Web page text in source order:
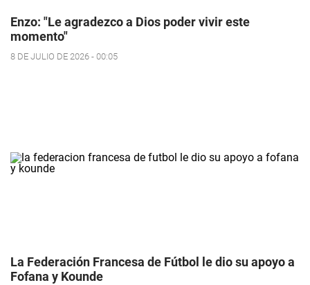
Enzo: "Le agradezco a Dios poder vivir este
momento"
8 DE JULIO DE 2026 - 00:05
La Federación Francesa de Fútbol le dio su apoyo a
Fofana y Kounde